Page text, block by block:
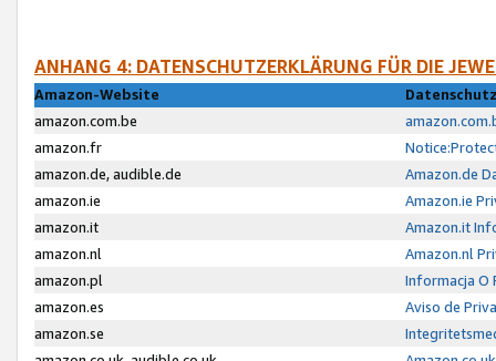
ANHANG 4: DATENSCHUTZERKLÄRUNG FÜR DIE
Amazon-Website
amazon.com.be
amazon.fr
amazon.de, audible.de
Amazon.de
amazon.ie
Amazon.ie
amazon.it
Amazon.it
amazon.nl
Amazon.nl
amazon.pl
Informacja O
amazon.es
Aviso de
amazon.se